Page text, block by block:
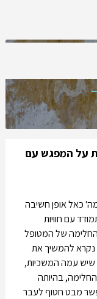
על המפגש עם
כאל אופן חשיבה
עם חוויות
החלימה של המטופל
נקרא להמשיך את
עמה המשכיות,
בהיותה
מבט חטוף לעבר